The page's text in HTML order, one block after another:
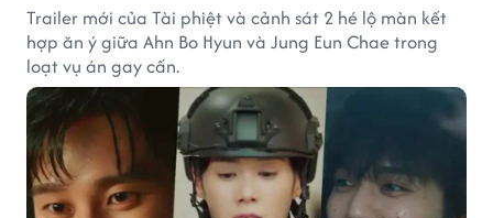
Trailer mới của Tài phiệt và cảnh sát 2 hé lộ màn kết
hợp ăn ý giữa Ahn Bo Hyun và Jung Eun Chae trong
loạt vụ án gay cấn.